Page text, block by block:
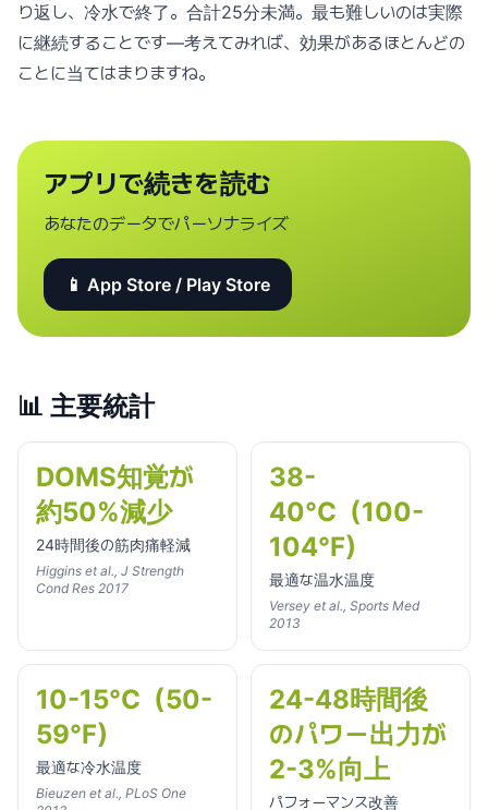
り返し、冷水で終了。合計25分未満。最も難しいのは実際
に継続することです—考えてみれば、効果があるほとんどの
ことに当てはまりますね。
アプリで続きを読む
あなたのデータでパーソナライズ
📱 App Store / Play Store
📊 主要統計
DOMS知覚が
約50%減少
24時間後の筋肉痛軽減
Higgins et al., J Strength
Cond Res 2017
38-
40°C（100-
104°F）
最適な温水温度
Versey et al., Sports Med
2013
10-15°C（50-
59°F）
最適な冷水温度
Bieuzen et al., PLoS One
24-48時間後
のパワー出力が
2-3%向上
パフォーマンス改善